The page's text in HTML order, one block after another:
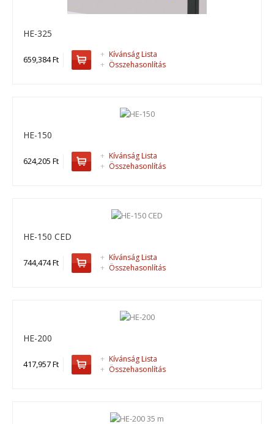
HE-325
HE-325, drótköteles emelő ..
Kosárba
624,205 Ft
Add to compare
+Add to wishlist
HE-325
659,384 Ft + Kívánság Lista
+ Összehasonlítás
HE-150
624,205 Ft + Kívánság Lista
+ Összehasonlítás
HE-150 CED
744,474 Ft + Kívánság Lista
+ Összehasonlítás
HE-200
417,957 Ft + Kívánság Lista
+ Összehasonlítás